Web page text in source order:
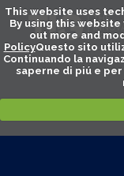
This website uses
By using this
out more and
PolicyQuesto sito
Continuando la
saperne di piú e